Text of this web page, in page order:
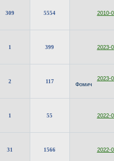
309
5554 2010-
1
399 2023-
2
117 2023-
Фомич
1 55 2022-
31
1566 2022-